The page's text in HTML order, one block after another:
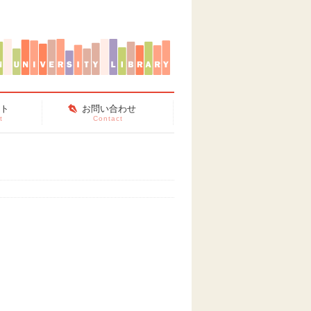
お問い合わせ
Contact